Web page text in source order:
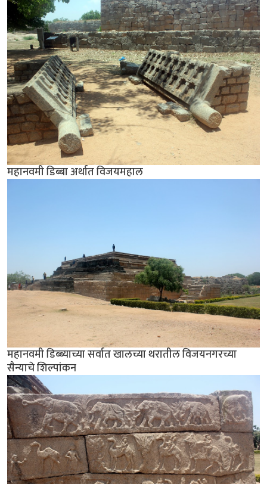
महानवमी डिब्बा अर्थात विजयमहाल
महानवमी डिब्ब्याच्या सर्वात खालच्या थरातील विजयनगरच्या
सैन्याचे शिल्पांकन